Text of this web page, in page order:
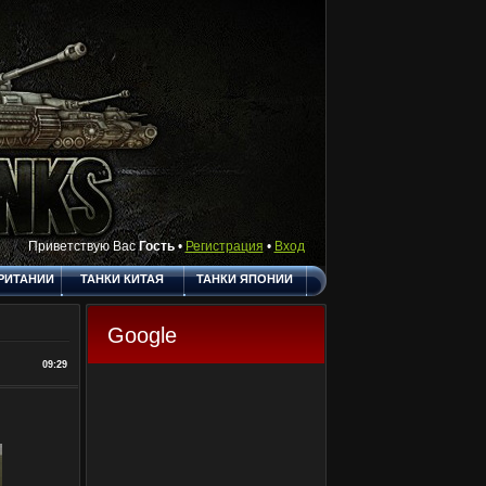
Приветствую Вас Гость•Регистрация • Вход
ТАНКИ КИТАЯ ТАНКИ ЯПОНИИ
ПОЛЕЗНЫЕ
О САЙТЕ
Google
09:29